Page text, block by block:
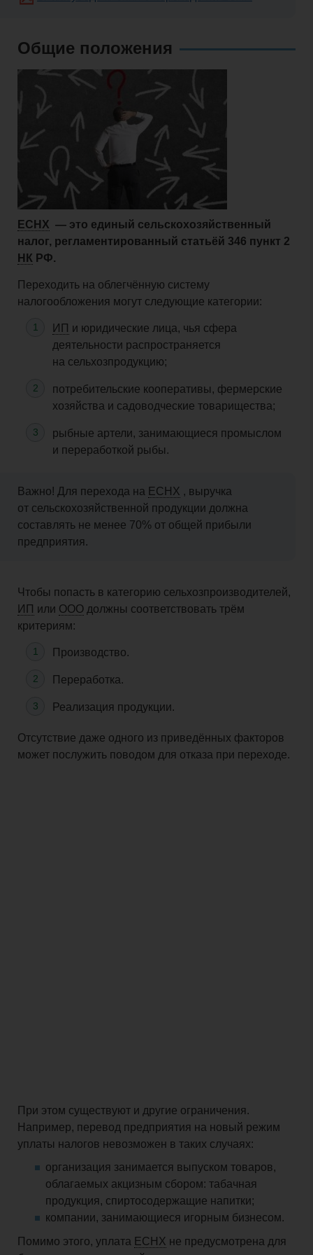
взносы
Право
Закрытие
бизнеса
Физическим
лицам
Общие положения
ЕСНХ — это единый сельскохозяйственный
налог, регламентированный статьёй 346 пункт 2
НК РФ.
Переходить на облегчённую систему
налогообложения могут следующие категории:
ИП и юридические лица, чья сфера
деятельности распространяется
на сельхозпродукцию;
потребительские кооперативы, фермерские
хозяйства и садоводческие товарищества;
рыбные артели, занимающиеся промыслом
и переработкой рыбы.
Важно! Для перехода на ЕСНХ , выручка
от сельскохозяйственной продукции должна
составлять не менее 70% от общей прибыли
предприятия.
Чтобы попасть в категорию сельхозпроизводителей,
ИП или ООО должны соответствовать трём
критериям:
Производство.
Переработка.
Реализация продукции.
Отсутствие даже одного из приведённых факторов
может послужить поводом для отказа при переходе.
При этом существуют и другие ограничения.
Например, перевод предприятия на новый режим
уплаты налогов невозможен в таких случаях:
организация занимается выпуском товаров,
облагаемых акцизным сбором: табачная
продукция, спиртосодержащие напитки;
компании, занимающиеся игорным бизнесом.
Помимо этого, уплата ЕСНХ не предусмотрена для